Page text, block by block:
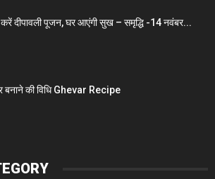
दीपावली पूजन, घर आएंगी सुख – समृद्धि -14 नवंबर...
बनाने की विध‍ि Ghevar Recipe